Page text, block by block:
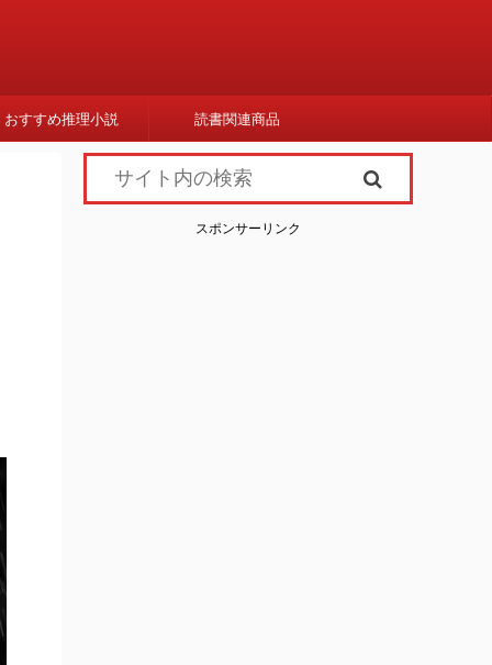
おすすめ推理小説 読書関連商品
スポンサーリンク